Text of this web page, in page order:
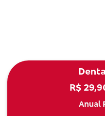
R$
Anual